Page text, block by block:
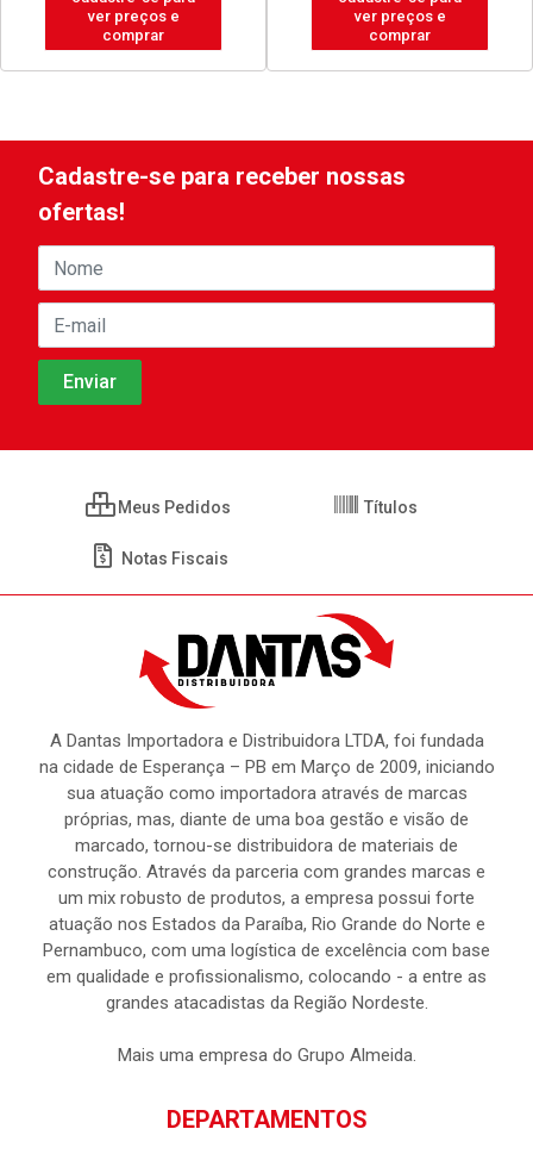
ver preços e
comprar
ver preços e
comprar
Cadastre-se para receber nossas
ofertas!
Meus Pedidos Títulos
Notas Fiscais
A Dantas Importadora e Distribuidora LTDA, foi fundada
na cidade de Esperança – PB em Março de 2009, iniciando
sua atuação como importadora através de marcas
próprias, mas, diante de uma boa gestão e visão de
marcado, tornou-se distribuidora de materiais de
construção. Através da parceria com grandes marcas e
um mix robusto de produtos, a empresa possui forte
atuação nos Estados da Paraíba, Rio Grande do Norte e
Pernambuco, com uma logística de excelência com base
em qualidade e profissionalismo, colocando - a entre as
grandes atacadistas da Região Nordeste.
Mais uma empresa do Grupo Almeida.
DEPARTAMENTOS